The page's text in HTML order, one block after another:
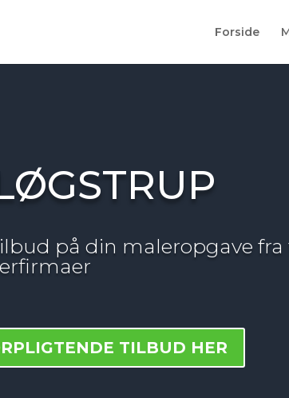
Forside
på din maleropgave fra
TILBUD HER